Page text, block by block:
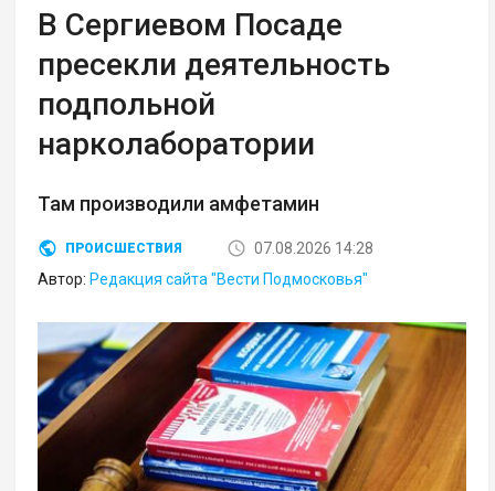
В Сергиевом Посаде
пресекли деятельность
подпольной
нарколаборатории
Там производили амфетамин
ПРОИСШЕСТВИЯ
07.08.2026 14:28
Автор: Редакция сайта "Вести Подмосковья"